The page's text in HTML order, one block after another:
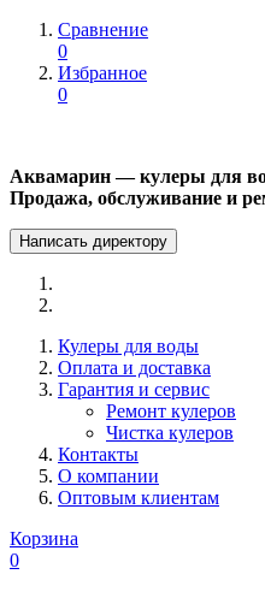
Сравнение
0
Избранное
0
Аквамарин — кулеры для
Продажа, обслуживание и
Написать директору
Кулеры для воды
Оплата и доставка
Гарантия и сервис
Ремонт кулеров
Чистка кулеров
Контакты
О компании
Оптовым клиентам
Корзина
0